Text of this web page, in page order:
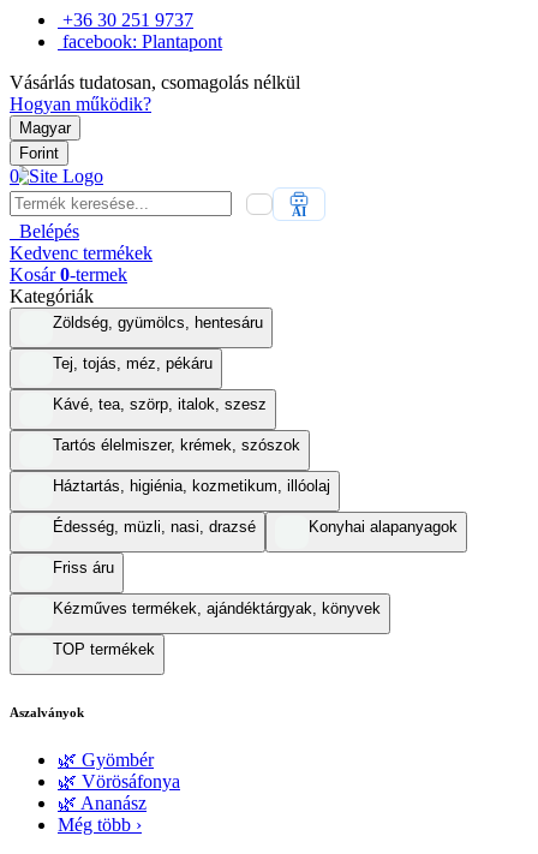
+36 30 251 9737
facebook: Plantapont
Vásárlás tudatosan, csomagolás nélkül
Hogyan működik?
Magyar
Forint
0
AI
Belépés
Kedvenc termékek
Kosár 0-termek
Kategóriák
Zöldség, gyümölcs, hentesáru
Tej, tojás, méz, pékáru
Kávé, tea, szörp, italok, szesz
Tartós élelmiszer, krémek, szószok
Háztartás, higiénia, kozmetikum, illóolaj
Édesség, müzli, nasi, drazsé Konyhai alapanyagok
Friss áru
Kézműves termékek, ajándéktárgyak, könyvek
TOP termékek
Aszalványok
🌿 Gyömbér
🌿 Vörösáfonya
🌿 Ananász
Még több ›